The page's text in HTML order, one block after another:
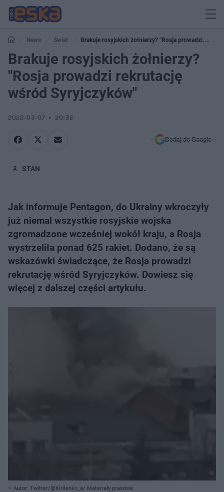
News Świat
Brakuje rosyjskich żołnierzy? "Rosja prowadzi
rekrutację wśród Syryjczyków"
Brakuje rosyjskich żołnierzy?
"Rosja prowadzi rekrutację
wśród Syryjczyków"
2022-03-07 20:32
Dodaj do Google
STAN
Jak informuje Pentagon, do Ukrainy wkroczyły
już niemal wszystkie rosyjskie wojska
zgromadzone wcześniej wokół kraju, a Rosja
wystrzeliła ponad 625 rakiet. Dodano, że są
wskazówki świadczące, że Rosja prowadzi
rekrutację wśród Syryjczyków. Dowiesz się
więcej z dalszej części artykułu.
Autor: Twitter/@Kirilenko_a/ Materiały prasowe